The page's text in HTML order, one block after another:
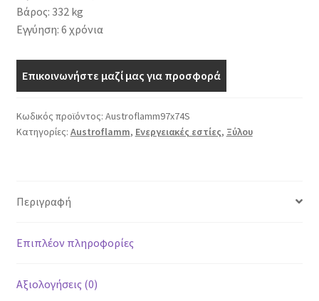
Βάρος: 332 kg
Εγγύηση: 6 χρόνια
Επικοινωνήστε μαζί μας για προσφορά
Κωδικός προϊόντος: Austroflamm97x74S
Κατηγορίες: Austroflamm, Ενεργειακές εστίες, Ξύλου
Περιγραφή
Επιπλέον πληροφορίες
Αξιολογήσεις (0)